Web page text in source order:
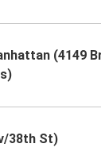
(4149
38th St)